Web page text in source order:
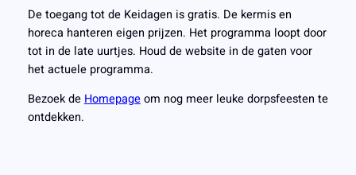
De toegang tot de Keidagen is gratis. De kermis en
horeca hanteren eigen prijzen. Het programma loopt door
tot in de late uurtjes. Houd de website in de gaten voor
het actuele programma.
Bezoek deHomepageom nog meer leuke dorpsfeesten te
ontdekken.